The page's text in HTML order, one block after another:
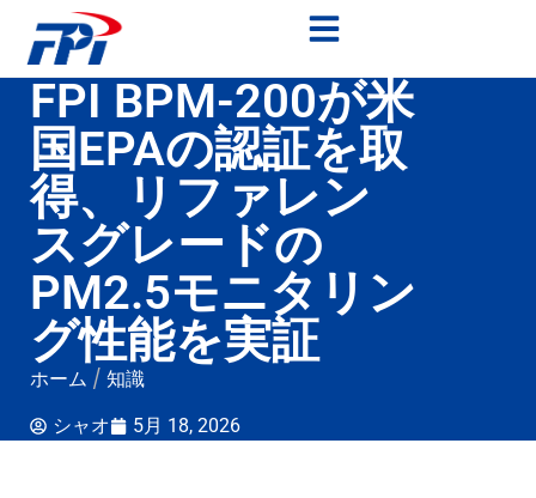
FPI BPM-200が米
国EPAの認証を取
得、リファレン
スグレードの
PM2.5モニタリン
グ性能を実証
ホーム / 知識
シャオ 5月 18, 2026